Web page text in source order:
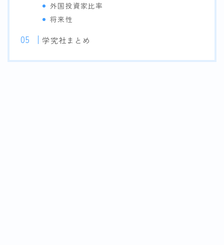
外国投資家比率
将来性
学究社まとめ